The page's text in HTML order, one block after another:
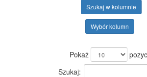
Szukaj w kolumnie
Wybór kolumn
Pokaż
Szukaj: